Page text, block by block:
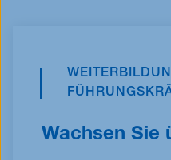
Wachsen Sie